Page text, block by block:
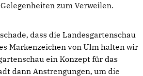
zum Verweilen.
dass die Landesgartenschau
Markenzeichen von Ulm halten wir
ein Konzept für das
dann Anstrengungen, um die